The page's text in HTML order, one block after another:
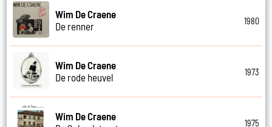
Wim De Craene
De renner
1980
Wim De Craene
De rode heuvel
1973
Wim De Craene
1975